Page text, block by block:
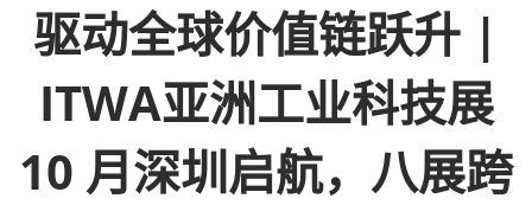
驱动全球价值链跃升 |
ITWA亚洲工业科技展
10 月深圳启航，八展跨